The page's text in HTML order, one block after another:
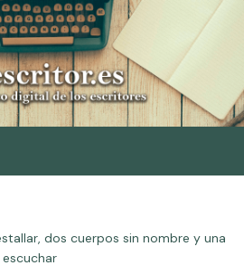
escritores
dos cuerpos sin nombre y una